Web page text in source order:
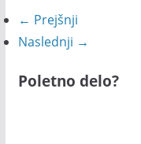
← Prejšnji
Naslednji →
Poletno delo?